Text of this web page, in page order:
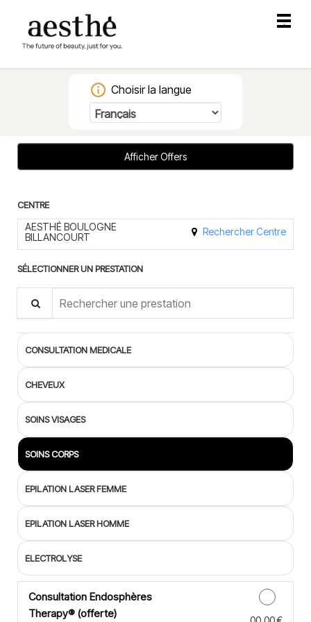
Menu
.
Choisir la langue
Afficher Offers
CENTRE
AESTHÉ BOULOGNE
BILLANCOURT
Rechercher Centre
SÉLECTIONNER UN PRESTATION
CONSULTATION MEDICALE
CHEVEUX
SOINS VISAGES
SOINS CORPS
EPILATION LASER FEMME
EPILATION LASER HOMME
ELECTROLYSE
Consultation Endosphères
Therapy® (offerte)